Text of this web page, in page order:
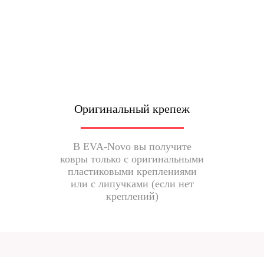
Оригинальный крепеж
В EVA-Novo вы получите
ковры только с оригинальными
пластиковыми креплениями
или с липучками (если нет
креплений)